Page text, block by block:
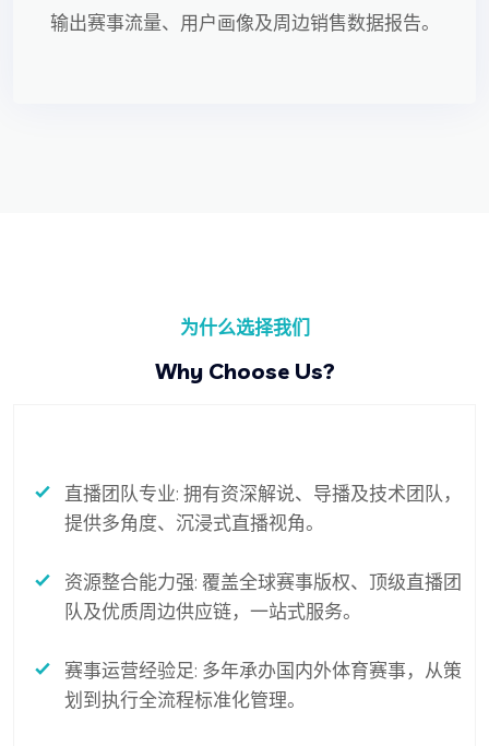
输出赛事流量、用户画像及周边销售数据报告。
为什么选择我们
Why Choose Us?
直播团队专业: 拥有资深解说、导播及技术团队，
提供多角度、沉浸式直播视角。
资源整合能力强: 覆盖全球赛事版权、顶级直播团
队及优质周边供应链，一站式服务。
赛事运营经验足: 多年承办国内外体育赛事，从策
划到执行全流程标准化管理。